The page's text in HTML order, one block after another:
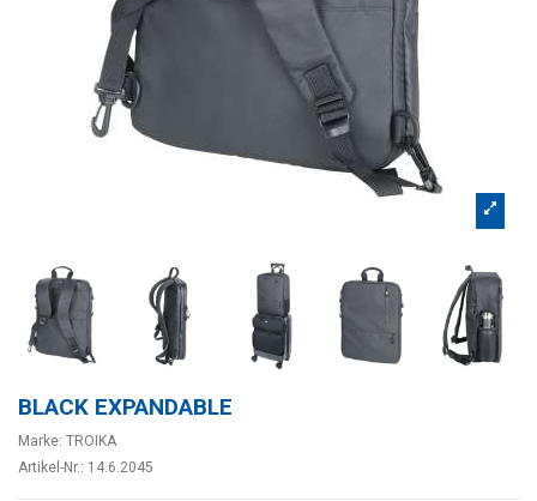
BLACK EXPANDABLE
Marke: TROIKA
Artikel-Nr.: 14.6.2045